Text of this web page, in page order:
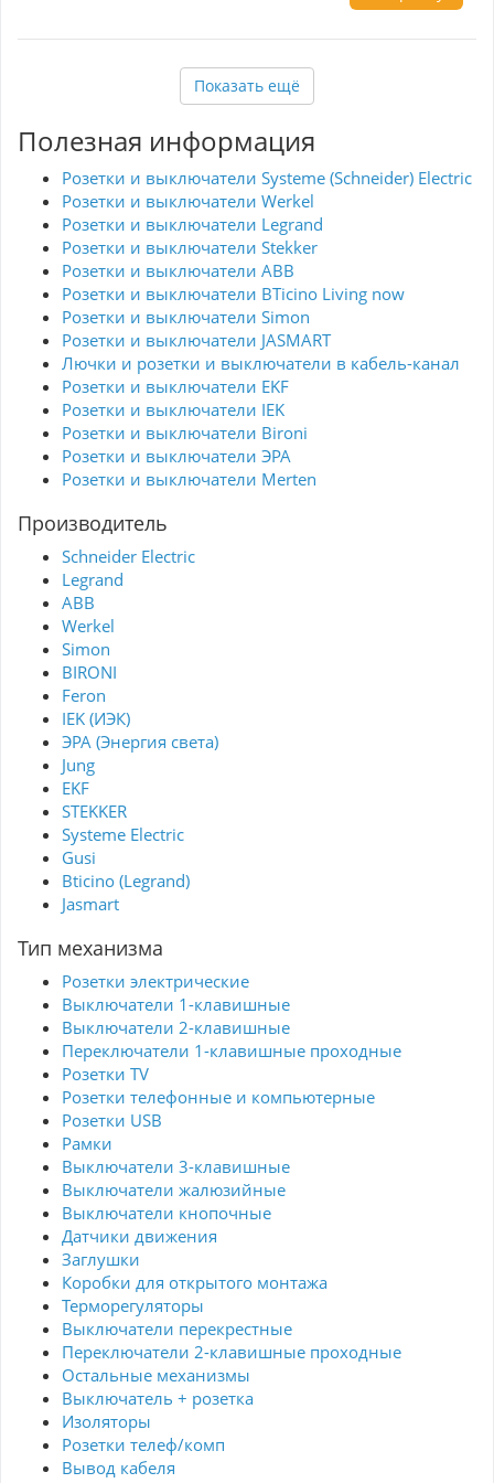
сочетается с различными стилями
Werkel – это надежность и элегантность в
каждой детали.
Показать ещё
Полезная информация
Розетки и выключатели Systeme (Schneider) Electric
Розетки и выключатели Werkel
Розетки и выключатели Legrand
Розетки и выключатели Stekker
Розетки и выключатели ABB
Розетки и выключатели BTicino Living now
Розетки и выключатели Simon
Розетки и выключатели JASMART
Лючки и розетки и выключатели в кабель-канал
Розетки и выключатели EKF
Розетки и выключатели IEK
Розетки и выключатели Bironi
Розетки и выключатели ЭРА
Розетки и выключатели Merten
Производитель
Schneider Electric
Legrand
ABB
Werkel
Simon
BIRONI
Feron
IEK (ИЭК)
ЭРА (Энергия света)
Jung
EKF
STEKKER
Systeme Electric
Gusi
Bticino (Legrand)
Jasmart
Тип механизма
Розетки электрические
Выключатели 1-клавишные
Выключатели 2-клавишные
Переключатели 1-клавишные проходные
Розетки TV
Розетки телефонные и компьютерные
Розетки USB
Рамки
Выключатели 3-клавишные
Выключатели жалюзийные
Выключатели кнопочные
Датчики движения
Заглушки
Коробки для открытого монтажа
Терморегуляторы
Выключатели перекрестные
Переключатели 2-клавишные проходные
Остальные механизмы
Выключатель + розетка
Изоляторы
Розетки телеф/комп
Вывод кабеля